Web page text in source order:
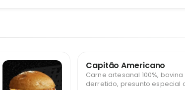
Capitão Americano
Carne artesanal 100%, bovina
derretido, presunto especial